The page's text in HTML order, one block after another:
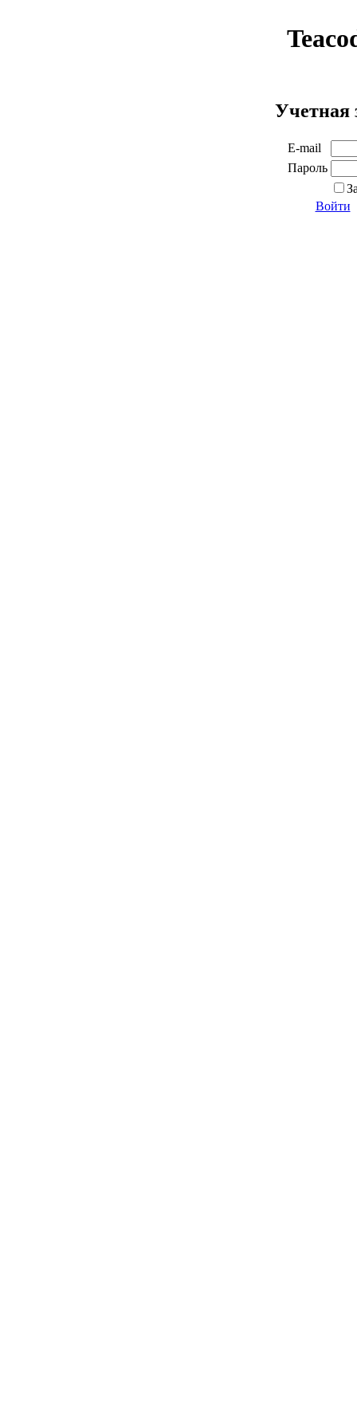
Учетная
E-mail
Пароль
Войти